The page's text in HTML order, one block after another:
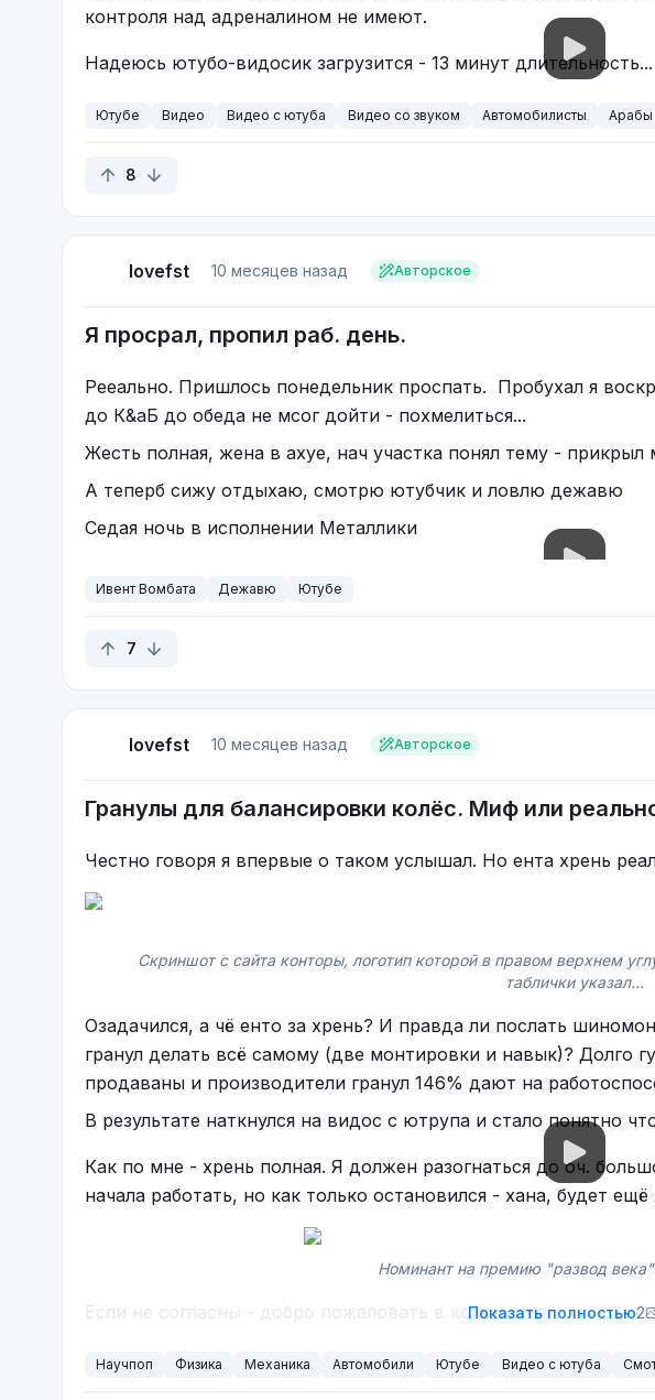
контроля над адреналином не имеют.
Надеюсь ютубо-видосик загрузится - 13 минут длительность...
Ютубе Видео Видео с ютуба Видео со звуком Автомобилисты Арабы
8
lovefst 10 месяцев назад Авторское
Я просрал, пропил раб. день.
Рееально. Пришлось понедельник проспать. Пробухал я
до К&aБ до обеда не мсог дойти - похмелиться...
Жесть полная, жена в ахуе, нач участка понял тему -
А теперб сижу отдыхаю, смотрю ютубчик и ловлю дежавю
Седая ночь в исполнении Металлики
Ивент Вомбата Дежавю Ютубе
7
lovefst 10 месяцев назад Авторское
Гранулы для балансировки колёс. Миф или
Честно говоря я впервые о таком услышал. Но ента хрень
Скриншот с сайта конторы, логотип которой в правом верхнем
таблички указал...
Озадачился, а чё енто за хрень? И правда ли послать
гранул делать всё самому (две монтировки и навык)? Долго
продаваны и производители гранул 146% дают на
В результате наткнулся на видос с ютрупа и стало понятно
Как по мне - хрень полная. Я должен разогнаться до оч.
начала работать, но как только остановился - хана, будет
Номинант на премию "развод
Если не согласны - добро пожаловать в комменты.Показать полностью2
Научпоп Физика Механика Автомобили Ютубе Видео с ютуба